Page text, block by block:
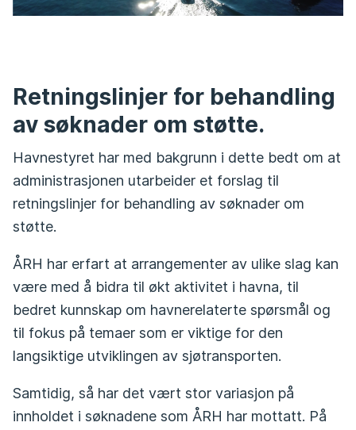
Retningslinjer for behandling
av søknader om støtte.
Havnestyret har med bakgrunn i dette bedt om at
administrasjonen utarbeider et forslag til
retningslinjer for behandling av søknader om
støtte.
ÅRH har erfart at arrangementer av ulike slag kan
være med å bidra til økt aktivitet i havna, til
bedret kunnskap om havnerelaterte spørsmål og
til fokus på temaer som er viktige for den
langsiktige utviklingen av sjøtransporten.
Samtidig, så har det vært stor variasjon på
innholdet i søknadene som ÅRH har mottatt. På